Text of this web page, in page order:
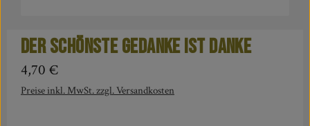
Der schönste Gedanke ist Danke
Regulärer Preis:
4,70 €
Preise inkl. MwSt. zzgl. Versandkosten